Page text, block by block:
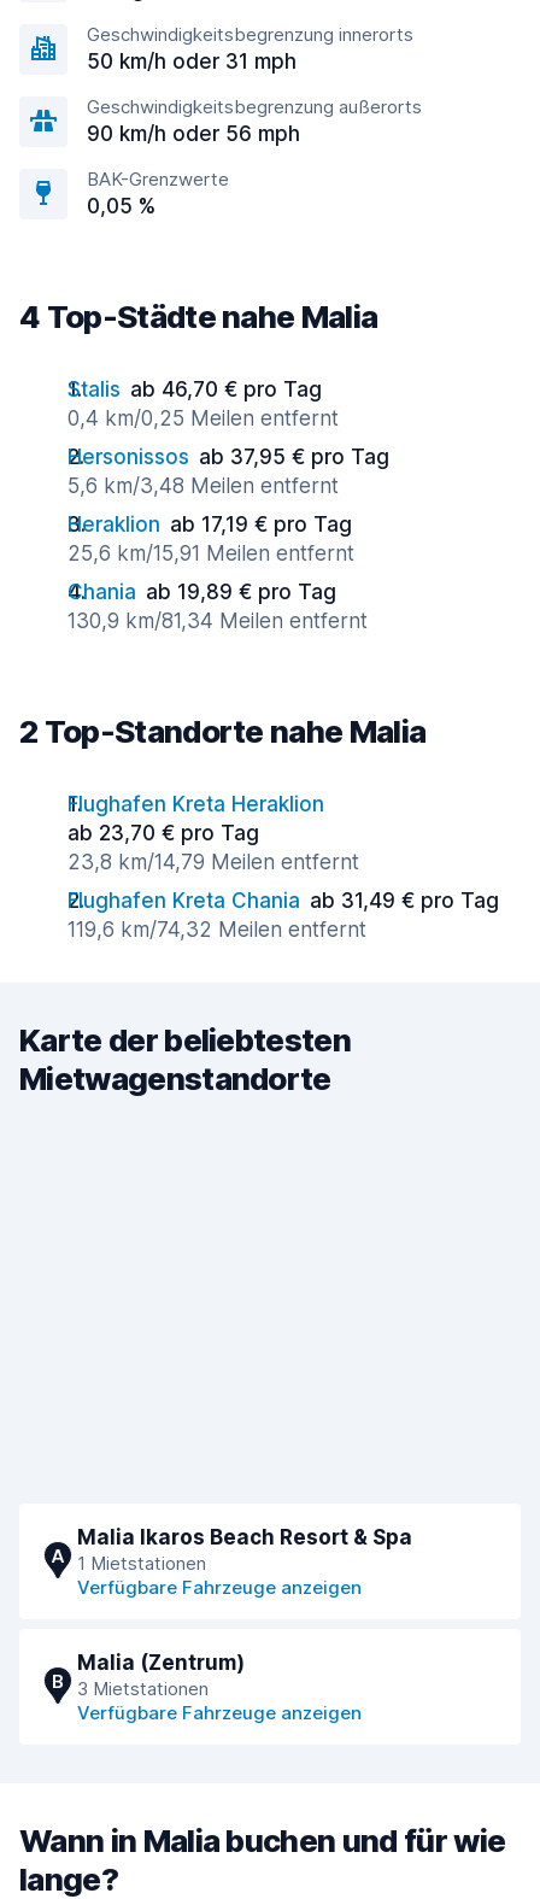
Geschwindigkeitsbegrenzung innerorts
50 km/h oder 31 mph
Geschwindigkeitsbegrenzung außerorts
90 km/h oder 56 mph
BAK-Grenzwerte
0,05 %
4 Top-Städte nahe Malia
Stalis ab 46,70 € pro Tag
0,4 km/0,25 Meilen entfernt
Hersonissos ab 37,95 € pro Tag
5,6 km/3,48 Meilen entfernt
Heraklion ab 17,19 € pro Tag
25,6 km/15,91 Meilen entfernt
Chania ab 19,89 € pro Tag
130,9 km/81,34 Meilen entfernt
2 Top-Standorte nahe Malia
Flughafen Kreta Heraklion
ab 23,70 € pro Tag
23,8 km/14,79 Meilen entfernt
Flughafen Kreta Chania ab 31,49 € pro Tag
119,6 km/74,32 Meilen entfernt
Karte der beliebtesten
Mietwagenstandorte
A
Malia Ikaros Beach Resort & Spa
1 Mietstationen
Verfügbare Fahrzeuge anzeigen
B
Malia (Zentrum)
3 Mietstationen
Verfügbare Fahrzeuge anzeigen
Wann in Malia buchen und für wie
lange?